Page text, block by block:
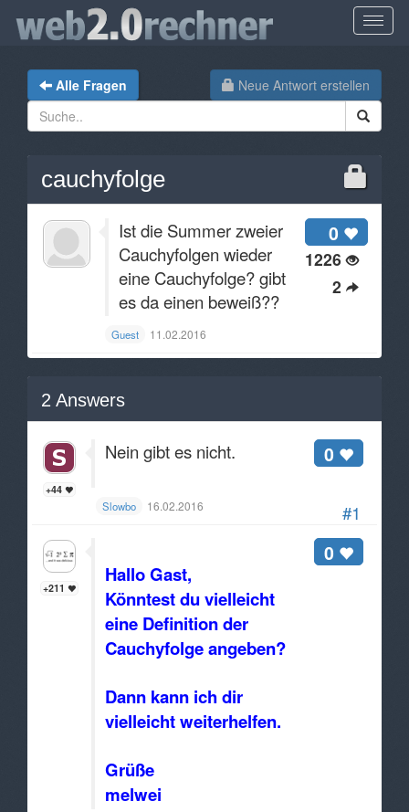
Neue Antwort erstellen
Alle Fragen
cauchyfolge
0
1226
2
Ist die Summer zweier
Cauchyfolgen wieder
eine Cauchyfolge? gibt
es da einen beweiß??
Guest 11.02.2016
2 Answers
#1
+44
0
Nein gibt es nicht.
Slowbo 16.02.2016
+211
0
Hallo Gast,
Könntest du vielleicht
eine Definition der
Cauchyfolge angeben?
Dann kann ich dir
vielleicht weiterhelfen.
Grüße
melwei